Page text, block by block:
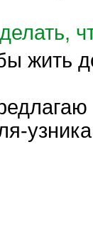
жить